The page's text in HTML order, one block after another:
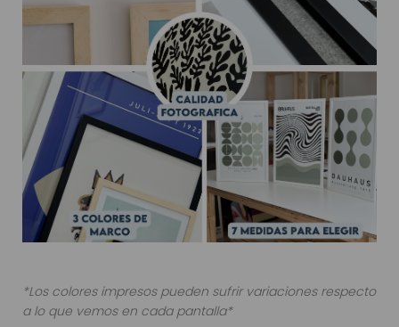
*Los colores impresos pueden sufrir variaciones respecto
a lo que vemos en cada pantalla*